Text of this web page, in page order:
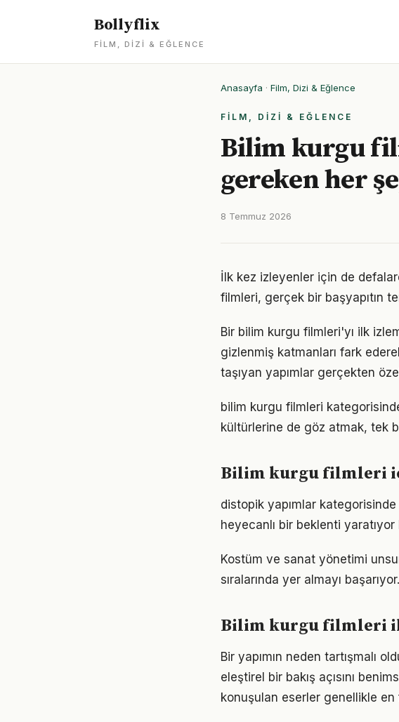
Bollyflix
FILM, DIZI & EĞLENCE
Anasayfa · Film, Dizi & Eğlence
FILM, DIZI & EĞLENCE
Bilim kurgu
gereken her
8 Temmuz 2026
İlk kez izleyenler için de
filmleri, gerçek bir başyapıtın
Bir bilim kurgu filmleri'yı ilk
gizlenmiş katmanları fark
taşıyan yapımlar gerçekten
bilim kurgu filmleri
kültürlerine de göz atmak, tek
Bilim kurgu filmleri
distopik yapımlar kategorisinde
heyecanlı bir beklenti
Kostüm ve sanat yönetimi
sıralarında yer almayı
Bilim kurgu filmleri
Bir yapımın neden tartışmalı
eleştirel bir bakış açısını
konuşulan eserler genellikle en